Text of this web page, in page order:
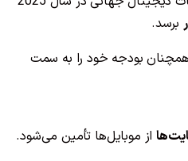
برسد.
بودجه خود را به سمت
از موبایل‌ها تأمین می‌شود.